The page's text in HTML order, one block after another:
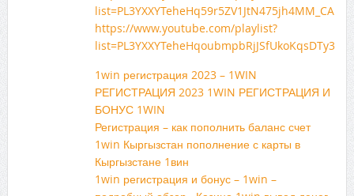
list=PL3YXXYTeheHq59r5ZV1JtN475jh4MM_CA
https://www.youtube.com/playlist?
list=PL3YXXYTeheHqoubmpbRjJSfUkoKqsDTy3
1win регистрация 2023 – 1WIN
РЕГИСТРАЦИЯ 2023 1WIN РЕГИСТРАЦИЯ И
БОНУС 1WIN
Регистрация – как пополнить баланс счет
1win Кыргызстан пополнение с карты в
Кыргызстане 1вин
1win регистрация и бонус – 1win –